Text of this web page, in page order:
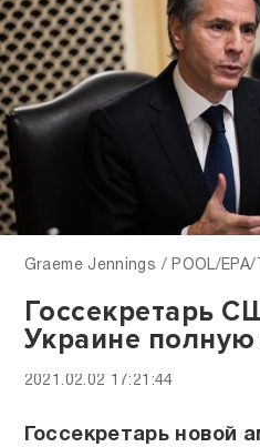
Graeme Jennings / POOL/
Госсекретарь
Украине
2021.02.02 17:21:44
Госсекретарь новой